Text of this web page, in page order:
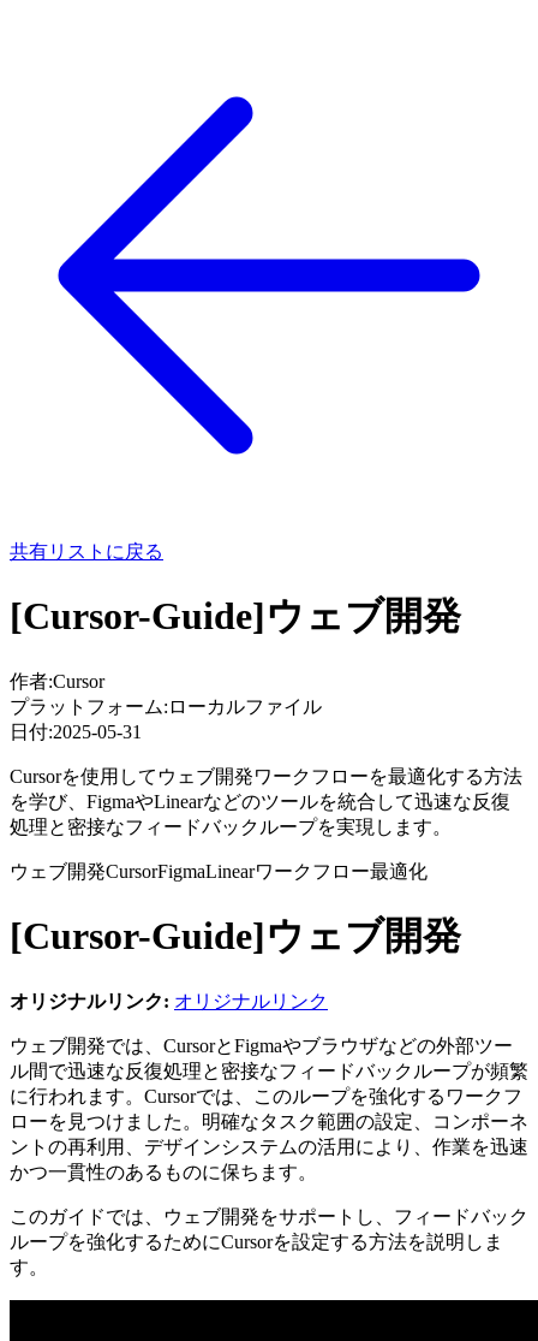
共有リストに戻る
[Cursor-Guide]ウェブ開発
作者:Cursor
プラットフォーム: ローカルファイル
日付:2025-05-31
Cursorを使用してウェブ開発ワークフローを最適化する方法
を学び、FigmaやLinearなどのツールを統合して迅速な反復
処理と密接なフィードバックループを実現します。
ウェブ開発CursorFigmaLinearワークフロー最適化
[Cursor-Guide]ウェブ開発
オリジナルリンク: オリジナルリンク
ウェブ開発では、CursorとFigmaやブラウザなどの外部ツー
ル間で迅速な反復処理と密接なフィードバックループが頻繁
に行われます。Cursorでは、このループを強化するワークフ
ローを見つけました。明確なタスク範囲の設定、コンポーネ
ントの再利用、デザインシステムの活用により、作業を迅速
かつ一貫性のあるものに保ちます。
このガイドでは、ウェブ開発をサポートし、フィードバック
ループを強化するためにCursorを設定する方法を説明しま
す。